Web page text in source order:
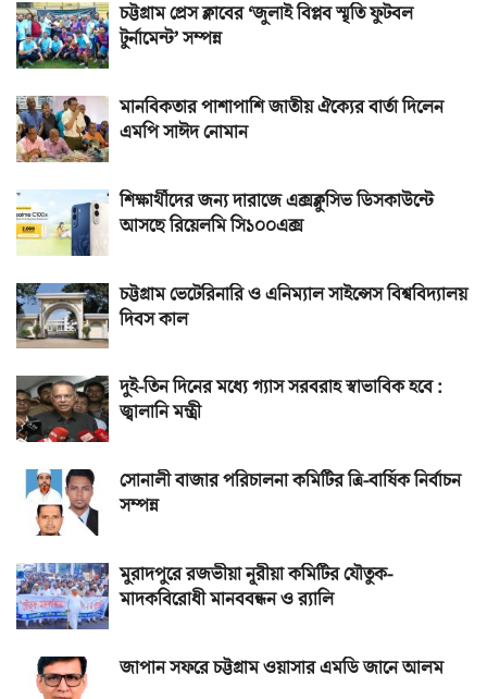
চট্টগ্রাম প্রেস ক্লাবের ‘জুলাই বিপ্লব স্মৃতি ফুটবল
টুর্নামেন্ট’ সম্পন্ন
মানবিকতার পাশাপাশি জাতীয় ঐক্যের বার্তা দিলেন
এমপি সাঈদ নোমান
শিক্ষার্থীদের জন্য দারাজে এক্সক্লুসিভ ডিসকাউন্টে
আসছে রিয়েলমি সি১০০এক্স
চট্টগ্রাম ভেটেরিনারি ও এনিম্যাল সাইন্সেস বিশ্ববিদ্যালয়
দিবস কাল
দুই-তিন দিনের মধ্যে গ্যাস সরবরাহ স্বাভাবিক হবে :
জ্বালানি মন্ত্রী
সোনালী বাজার পরিচালনা কমিটির ত্রি-বার্ষিক নির্বাচন
সম্পন্ন
মুরাদপুরে রজভীয়া নূরীয়া কমিটির যৌতুক-
মাদকবিরোধী মানববন্ধন ও র‌্যালি
জাপান সফরে চট্টগ্রাম ওয়াসার এমডি জানে আলম